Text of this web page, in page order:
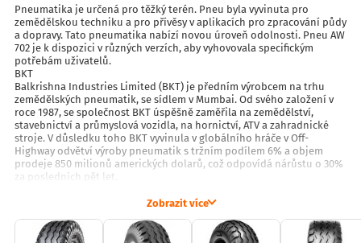
Pneumatika je určená pro těžký terén. Pneu byla vyvinuta pro
zemědělskou techniku a pro přívěsy v aplikacích pro zpracování půdy
a dopravy. Tato pneumatika nabízí novou úroveň odolnosti. Pneu AW
702 je k dispozici v různých verzích, aby vyhovovala specifickým
potřebám uživatelů.
BKT
Balkrishna Industries Limited (BKT) je předním výrobcem na trhu
zemědělských pneumatik, se sídlem v Mumbai. Od svého založení v
roce 1987, se společnost BKT úspěšně zaměřila na zemědělství,
stavebnictví a průmyslová vozidla, na hornictví, ATV a zahradnické
stroje. V důsledku toho BKT vyvinula v globálního hráče v Off-
Highway odvětví výroby pneumatik s tržním podílem 6% a objem
prodeje 850 milionů amerických dolarů, což odpovídá nárůstu o 30%
za posledních pět let.
Zobrazit více